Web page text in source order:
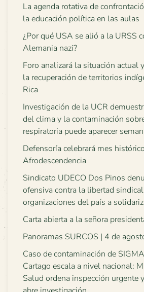
La agenda rotativa de
la educación política en las aulas
¿Por qué USA se alió a la URSS
Alemania nazi?
Foro analizará la situación actual
la recuperación de territorios
Rica
Investigación de la UCR
del clima y la contaminación
respiratoria puede aparecer
Defensoría celebrará mes
Afrodescendencia
Sindicato UDECO Dos Pinos
ofensiva contra la libertad
organizaciones del país a
Carta abierta a la señora
Panoramas SURCOS | 4 de
Caso de contaminación de
Cartago escala a nivel nacional:
Salud ordena inspección urgente